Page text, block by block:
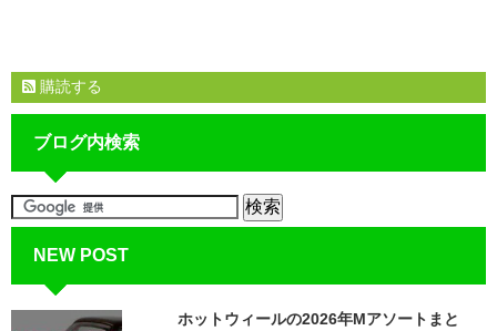
購読する
ブログ内検索
NEW POST
ホットウィールの2026年Mアソートまと